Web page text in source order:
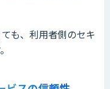
も、利用者側のセキ